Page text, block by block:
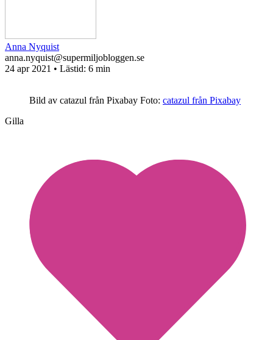
Anna Nyquist
anna.nyquist@supermiljobloggen.se
24 apr 2021 • Lästid: 6 min
Bild av catazul från Pixabay Foto: catazul från Pixabay
Gilla